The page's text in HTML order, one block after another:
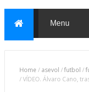
Home / asevol /futbol /
/VÍDEO. Álvaro Cano,